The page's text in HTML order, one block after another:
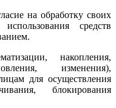
на обработку своих
средств
накопления,
изменения),
для осуществления
блокирования